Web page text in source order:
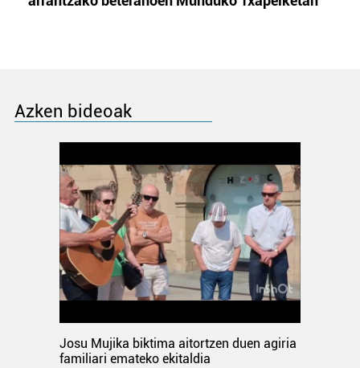
Azken bideoak
Josu Mujika biktima aitortzen duen agiria
familiari emateko ekitaldia